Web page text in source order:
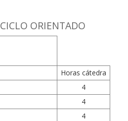
CICLO ORIENTADO
Horas cátedra
4
4
4